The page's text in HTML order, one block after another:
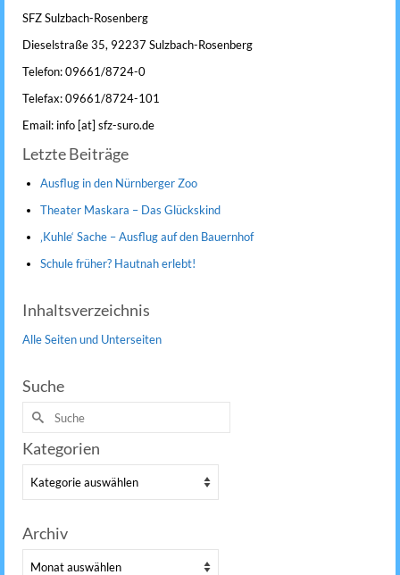
SFZ Sulzbach-Rosenberg
Dieselstraße 35, 92237 Sulzbach-Rosenberg
Telefon: 09661/8724-0
Telefax: 09661/8724-101
Email: info [at] sfz-suro.de
Letzte Beiträge
Ausflug in den Nürnberger Zoo
Theater Maskara – Das Glückskind
‚Kuhle‘ Sache – Ausflug auf den Bauernhof
Schule früher? Hautnah erlebt!
Inhaltsverzeichnis
Alle Seiten und Unterseiten
Suche
Suche
nach:
Kategorien
Kategorien
Archiv
Archiv